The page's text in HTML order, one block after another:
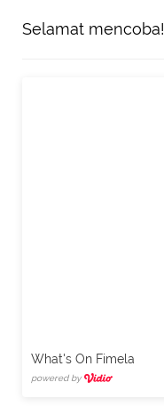
Selamat mencoba!
What's On Fimela
powered by